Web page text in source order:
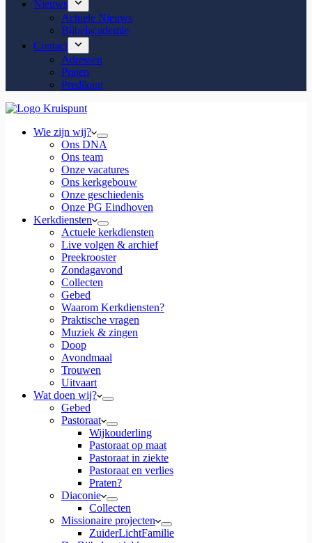
Nieuws
Actuele Nieuws
Bijbelacademie
Contact
Adressen
Praten
Predikant
Wie zijn wij?
Ons DNA
Ons team
Onze vacatures
Ons kerkgebouw
Onze geschiedenis
Onze PG Eindhoven
Kerkdiensten
Actuele kerkdiensten
Live volgen & archief
Preekrooster
Zondagavond
Collecten
Gebed
Waarom Kerkdiensten?
Praktische vragen
Muziek & zingen
Doop
Avondmaal
Trouwen
Uitvaart
Wat doen wij?
Gebed
Pastoraat
Wijkouderling
Pastoraat op maat
Pastoraat in ziekte
Pastoraat en verlies
Praten?
Diaconie
Collecten
Missionaire projecten
ZuiderLichtFamilie